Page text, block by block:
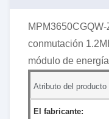
conmutación
módulo de
Atributo del producto
El fabricante: